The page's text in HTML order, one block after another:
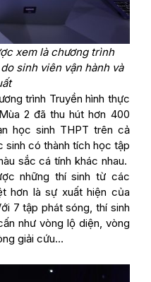
xem là chương trình
sinh viên vận hành và
trình Truyền hình thực
2 đã thu hút hơn 400
học sinh THPT trên cả
sinh có thành tích học tập
sắc cá tính khác nhau.
những thí sinh từ các
hơn là sự xuất hiện của
7 tập phát sóng, thí sinh
như vòng lộ diện, vòng
giải cứu…